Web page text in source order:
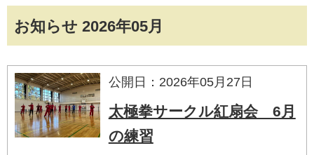
お知らせ 2026年05月
公開日：2026年05月27日
太極拳サークル紅扇会 6月
の練習